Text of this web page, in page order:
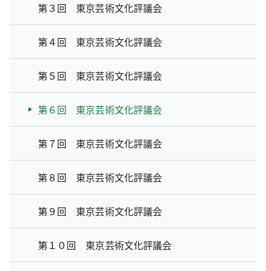
第３回 東京芸術文化評議会
第４回 東京芸術文化評議会
第５回 東京芸術文化評議会
第６回 東京芸術文化評議会
第７回 東京芸術文化評議会
第８回 東京芸術文化評議会
第９回 東京芸術文化評議会
第１０回 東京芸術文化評議会